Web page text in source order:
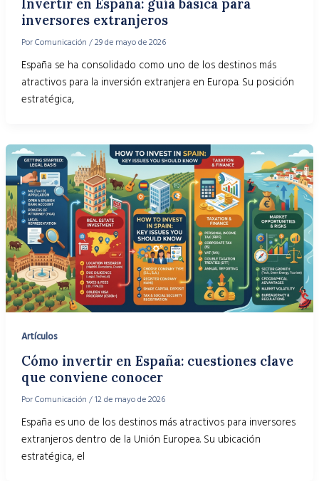
Invertir en España: guía básica para
inversores extranjeros
PorComunicación /29 de mayo de 2026
España se ha consolidado como uno de los destinos más
atractivos para la inversión extranjera en Europa. Su posición
estratégica,
Artículos
Cómo invertir en España: cuestiones clave
que conviene conocer
PorComunicación /12 de mayo de 2026
España es uno de los destinos más atractivos para inversores
extranjeros dentro de la Unión Europea. Su ubicación
estratégica, el